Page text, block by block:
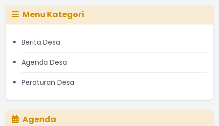
Menu Kategori
Berita Desa
Agenda Desa
Peraturan Desa
Agenda